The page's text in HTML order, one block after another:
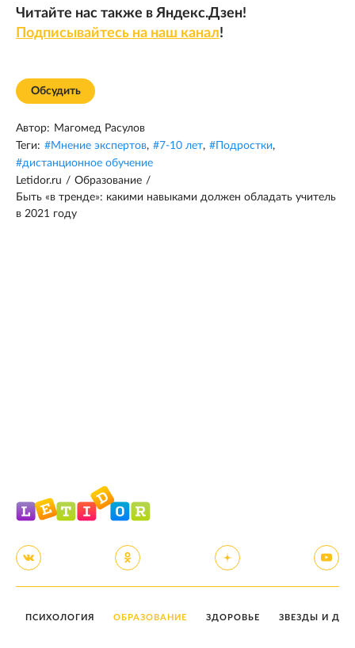
Читайте нас также в Яндекс.Дзен!
Подписывайтесь на наш канал!
Обсудить
Автор: Магомед Расулов
Теги: #Мнение экспертов, #7-10 лет, #Подростки,
#дистанционное обучение
Letidor.ru / Образование /
Быть «в тренде»: какими навыками должен обладать учитель
в 2021 году
ПСИХОЛОГИЯ ОБРАЗОВАНИЕ ЗДОРОВЬЕ ЗВЕЗДЫ И